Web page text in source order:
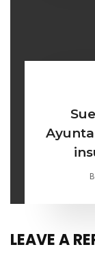
LEAVE A